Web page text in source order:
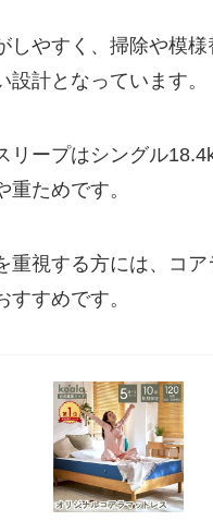
しやすく、掃除や模様
設計となっています。
リープはシングル
重ためです。
重視する方には、コア
すすめです。